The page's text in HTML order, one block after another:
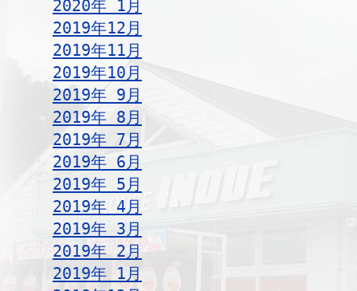
2020年 1月
2019年12月
2019年11月
2019年10月
2019年 9月
2019年 8月
2019年 7月
2019年 6月
2019年 5月
2019年 4月
2019年 3月
2019年 2月
2019年 1月